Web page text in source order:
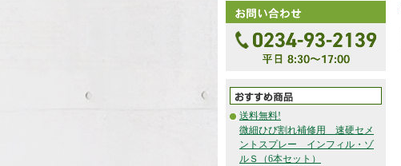
送料無料!
微細ひび割れ補修用 速硬セメ
ントスプレー インフィル・ゾ
ルＳ（6本セット）